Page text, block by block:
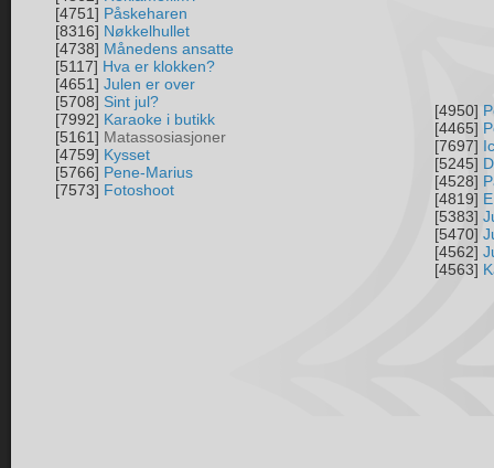
[4751] Påskeharen
[8316] Nøkkelhullet
[4738] Månedens ansatte
[5117] Hva er klokken?
[4651] Julen er over
[5708] Sint jul?
[7992] Karaoke i butikk
[5161] Matassosiasjoner
[4759] Kysset
[5766] Pene-Marius
[7573] Fotoshoot
[4950]
[4465]
[7697]
[5245]
[4528]
[4819]
[5383]
[5470]
[4562]
[4563]